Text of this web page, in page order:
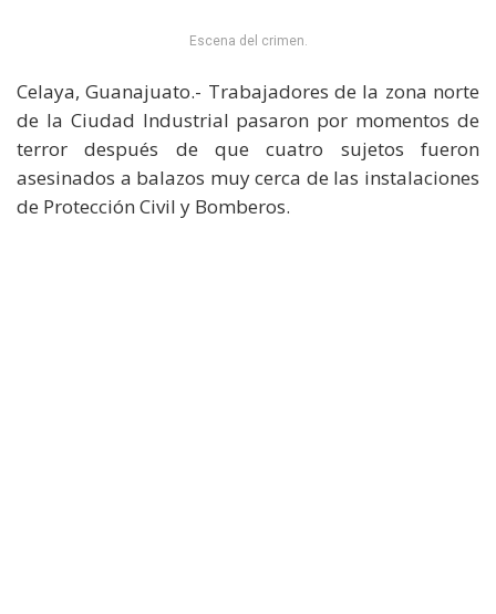
Escena del crimen.
Celaya, Guanajuato.- Trabajadores de la zona norte
de la Ciudad Industrial pasaron por momentos de
terror después de que cuatro sujetos fueron
asesinados a balazos muy cerca de las instalaciones
de Protección Civil y Bomberos.